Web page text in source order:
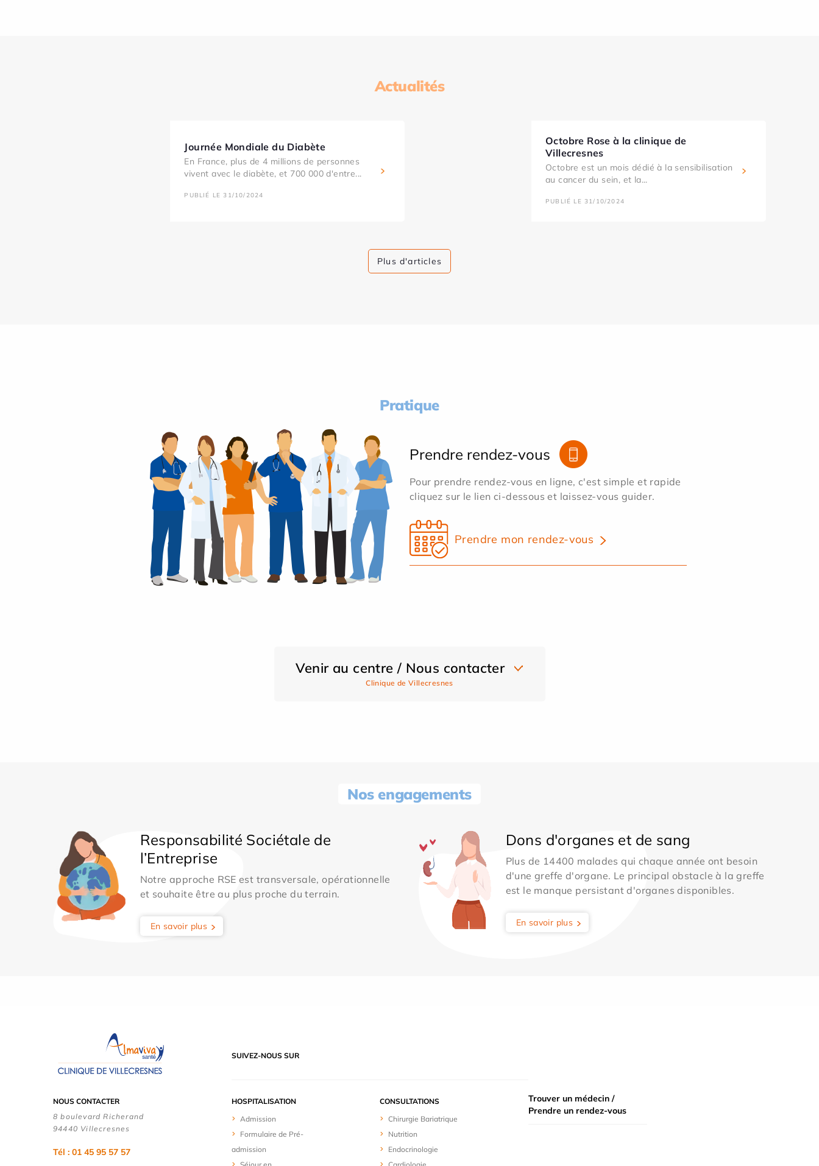
Actualités
Journée Mondiale du Diabète
En France, plus de 4 millions de personnes
vivent avec le diabète, et 700 000 d'entre...
PUBLIÉ LE 31/10/2024
Octobre Rose à la clinique de
Villecresnes
Octobre est un mois dédié à la sensibilisation
au cancer du sein, et la...
PUBLIÉ LE 31/10/2024
Plus d'articles
Pratique
Prendre rendez-vous
Pour prendre rendez-vous en ligne, c'est simple et rapide
cliquez sur le lien ci-dessous et laissez-vous guider.
Prendre mon rendez-vous
Venir au centre / Nous contacter
Clinique de Villecresnes
Nos engagements
Responsabilité Sociétale de
l’Entreprise
Notre approche RSE est transversale, opérationnelle
et souhaite être au plus proche du terrain.
En savoir plus
Dons d'organes et de sang
Plus de 14400 malades qui chaque année ont besoin
d'une greffe d'organe. Le principal obstacle à la greffe
est le manque persistant d'organes disponibles.
En savoir plus
SUIVEZ-NOUS SUR
NOUS CONTACTER
8 boulevard Richerand
94440 Villecresnes
Tél : 01 45 95 57 57
HOSPITALISATION
Admission
Formulaire de Pré-
admission
CONSULTATIONS
Chirurgie Bariatrique
Nutrition
Endocrinologie
Trouver un médecin /
Prendre un rendez-vous